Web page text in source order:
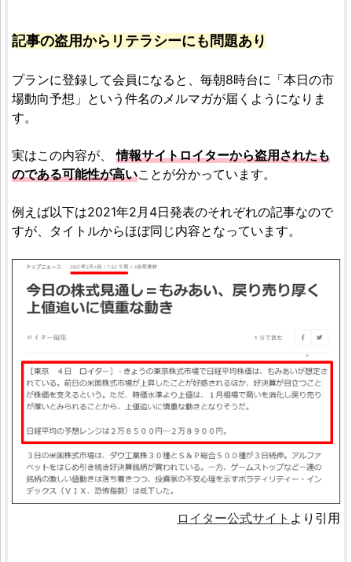
記事の盗用からリテラシーにも問題あり
プランに登録して会員になると、毎朝8時台に「本日の市
場動向予想」という件名のメルマガが届くようになりま
す。
実はこの内容が、情報サイトロイターから盗用されたも
のである可能性が高いことが分かっています。
例えば以下は2021年2月4日発表のそれぞれの記事なので
すが、タイトルからほぼ同じ内容となっています。
ロイター公式サイト より引用